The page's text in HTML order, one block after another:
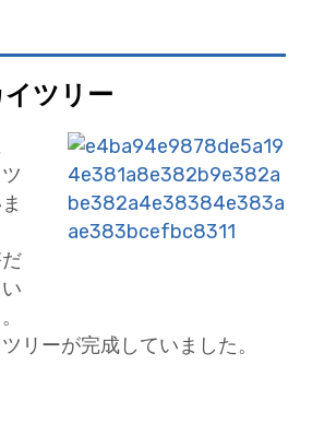
ツリー
リーが完成していました。